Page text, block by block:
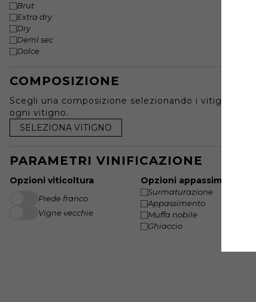
Brut
Extra dry
Dry
Demì sec
Dolce
COMPOSIZIONE
Scegli una composizione selezionando i vitigni e
ogni vitigno.
SELEZIONA VITIGNO
PARAMETRI VINIFICAZIONE
Opzioni viticoltura
Piede franco
Vigne vecchie
Opzioni appassimento
Surmaturazione
Appassimento
Muffa nobile
Ghiaccio